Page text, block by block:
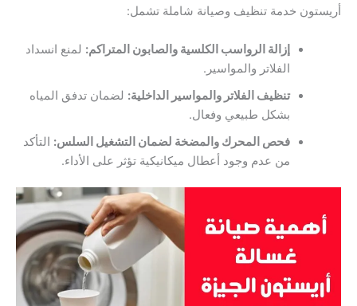
أريستون خدمة تنظيف وصيانة شاملة تشمل:
إزالة الرواسب الكلسية والصابون المتراكم: لمنع انسداد
الفلاتر والمواسير.
تنظيف الفلاتر والمواسير الداخلية: لضمان تدفق المياه
بشكل طبيعي وفعال.
فحص المحرك والمضخة لضمان التشغيل السلس: التأكد
من عدم وجود أعطال ميكانيكية تؤثر على الأداء.